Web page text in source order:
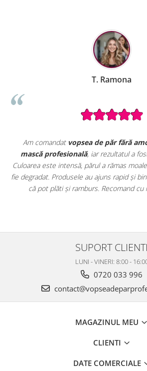
oxidant și
ca la salon.
strălucitor, fără să
ambalate. Îmi place
încredere!
Seturile promoționale
extrem de
vopsele
uz profesional.
clar că sunt produse
SUPORT CLIENTI
LUNI - VINERI: 8:00 -
0720 033 996
MAGAZINUL MEU
CLIENTI
DATE COMERCIALE